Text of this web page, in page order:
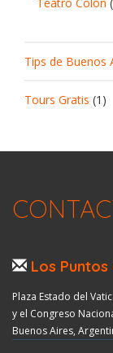
Tips de Buenos
Tours Gratis (1)
Los
Plaza Estado del
y el Congreso
Buenos Aires,